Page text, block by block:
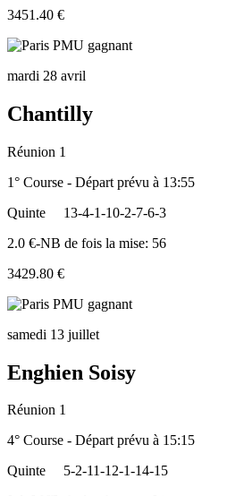
3451.40 €
mardi 28 avril
Chantilly
Réunion 1
1° Course - Départ prévu à 13:55
Quinte
13-4-1-10-2-7-6-3
2.0 €-NB de fois la mise: 56
3429.80 €
samedi 13 juillet
Enghien Soisy
Réunion 1
4° Course - Départ prévu à 15:15
Quinte
5-2-11-12-1-14-15